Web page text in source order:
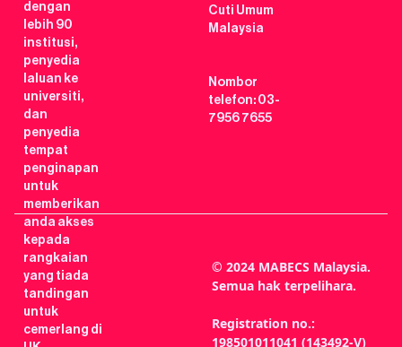
dengan
lebih 90
institusi,
penyedia
laluan ke
universiti,
dan
penyedia
tempat
penginapan
untuk
memberikan
anda akses
kepada
rangkaian
yang tiada
tandingan
untuk
cemerlang di
Cuti Umum
Malaysia
Nombor
telefon: 03-
7956 7655
© 2024 MABECS Malaysia.
Semua hak terpelihara.
Registration no.:
198501011041 (143492-V)